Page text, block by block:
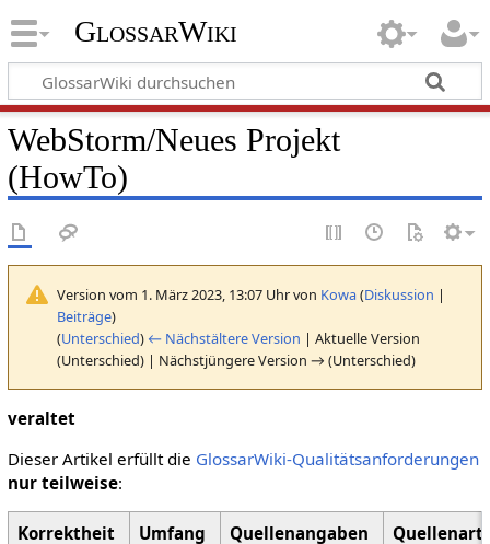
GlossarWiki
WebStorm/Neues Projekt
(HowTo)
Version vom 1. März 2023, 13:07 Uhr von Kowa(Diskussion |
Beiträge)
(Unterschied) ← Nächstältere Version | Aktuelle Version
(Unterschied) | Nächstjüngere Version → (Unterschied)
veraltet
Dieser Artikel erfüllt die GlossarWiki-Qualitätsanforderungen
nur teilweise: